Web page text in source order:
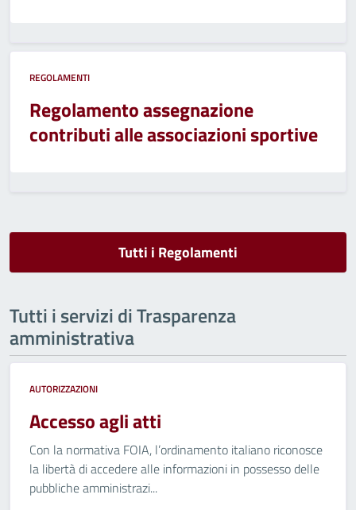
REGOLAMENTI
Regolamento assegnazione
contributi alle associazioni sportive
Tutti i Regolamenti
Tutti i servizi di Trasparenza
amministrativa
AUTORIZZAZIONI
Accesso agli atti
Con la normativa FOIA, l’ordinamento italiano riconosce
la libertà di accedere alle informazioni in possesso delle
pubbliche amministrazi...